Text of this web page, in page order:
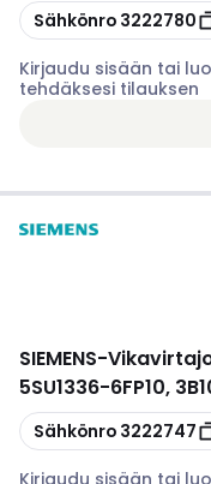
Kopioi
Sähkönro 3222780
Kirjaudu sisään tai
tehdäksesi tilauksen
SIEMENS-
5SU1336-6FP10,
Kopioi
Sähkönro 3222747
Kirjaudu sisään tai